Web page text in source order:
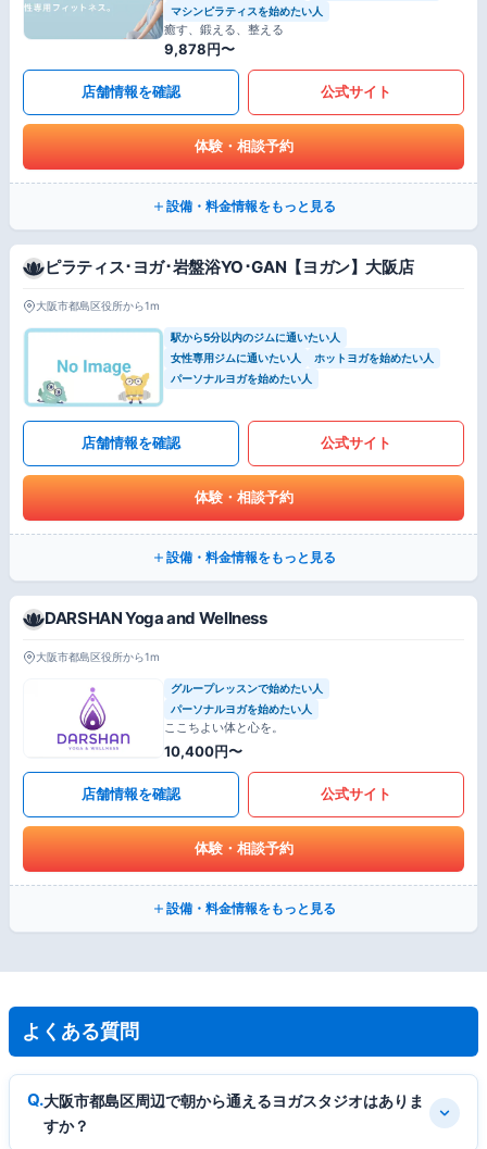
マシンピラティスを始めたい人
癒す、鍛える、整える
9,878円〜
店舗情報を確認 公式サイト
体験・相談予約
設備・料金情報をもっと見る
ピラティス･ヨガ･岩盤浴YO･GAN【ヨガン】大阪店
大阪市都島区役所から1m
駅から5分以内のジムに通いたい人
女性専用ジムに通いたい人
ホットヨガを始めたい人
パーソナルヨガを始めたい人
店舗情報を確認 公式サイト
体験・相談予約
設備・料金情報をもっと見る
DARSHAN Yoga and Wellness
大阪市都島区役所から1m
グループレッスンで始めたい人
パーソナルヨガを始めたい人
ここちよい体と心を。
10,400円〜
店舗情報を確認 公式サイト
体験・相談予約
設備・料金情報をもっと見る
よくある質問
大阪市都島区周辺で朝から通えるヨガスタジオはありま
すか？